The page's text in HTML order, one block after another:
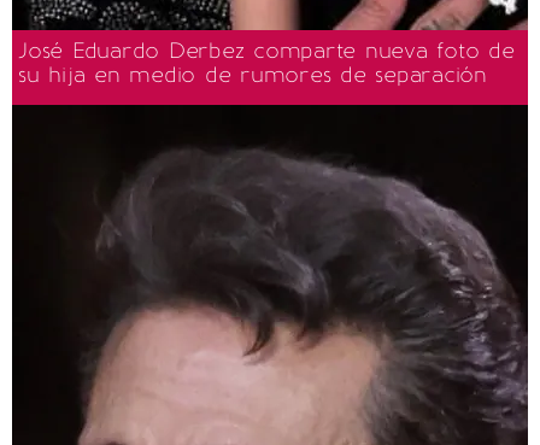
José Eduardo Derbez comparte nueva foto de
su hija en medio de rumores de separación